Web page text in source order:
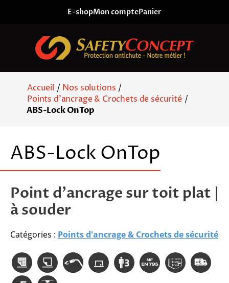
E-shopMon comptePanier
Accueil / Nos solutions /
Points d'ancrage & Crochets de sécurité /
ABS-Lock OnTop
ABS-Lock OnTop
Point d’ancrage sur toit plat |
à souder
Catégories : Points d'ancrage & Crochets de sécurité